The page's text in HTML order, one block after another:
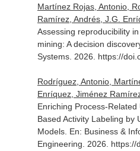
Martínez Rojas, Antonio,
Ramírez, Andrés, J.G.
Assessing reproducibility
mining: A decision
Systems. 2026. https://
Rodríguez, Antonio,
Enríquez, Jiménez
Enriching Process-
Based Activity Labeling by
Models. En: Business &
Engineering . 2026.